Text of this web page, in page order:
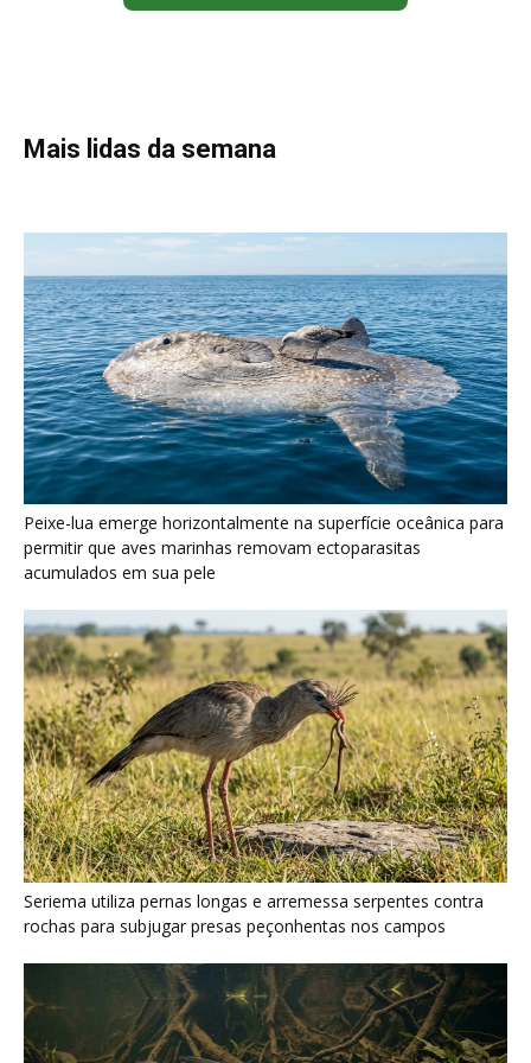
Peixe-lua emerge horizontalmente na superfície oceânica para
permitir que aves marinhas removam ectoparasitas
Seriema utiliza pernas longas e arremessa serpentes contra
rochas para subjugar presas peçonhentas nos campos
Poraquê sincroniza descargas elétricas em grupo para
amplificar campo elétrico e atordoar cardumes de peixes
maiores na Amazônia